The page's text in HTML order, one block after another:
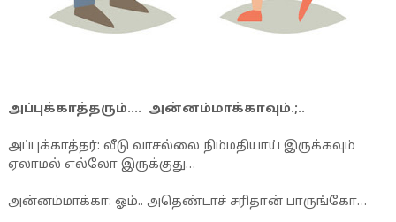
அப்புக்காத்தரும்…. அன்னம்மாக்காவும்.;..
அப்புக்காத்தர்: வீடு வாசல்லை நிம்மதியாய் இருக்கவும்
ஏலாமல் எல்லோ இருக்குது…
அன்னம்மாக்கா: ஓம்.. அதெண்டாச் சரிதான் பாருங்கோ…